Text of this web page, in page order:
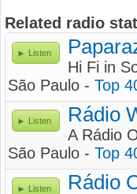
Related radio
Listen
Hi Fi in
São Paulo - Top
Listen Rádio
A Rádio
São Paulo - Top
Listen Rádio